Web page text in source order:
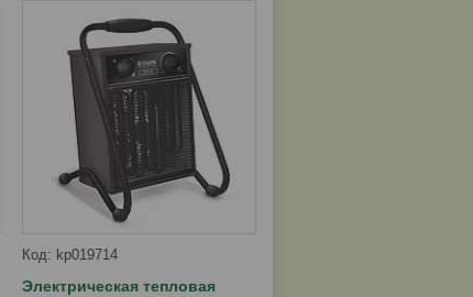
kp019714
Электрическая тепловая